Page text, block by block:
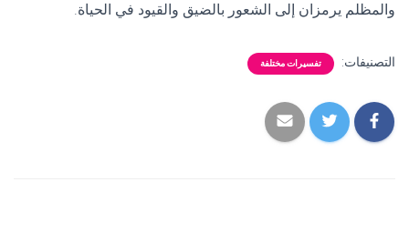
والمظلم يرمزان إلى الشعور بالضيق والقيود في الحياة.
التصنيفات: تفسيرات مختلفة